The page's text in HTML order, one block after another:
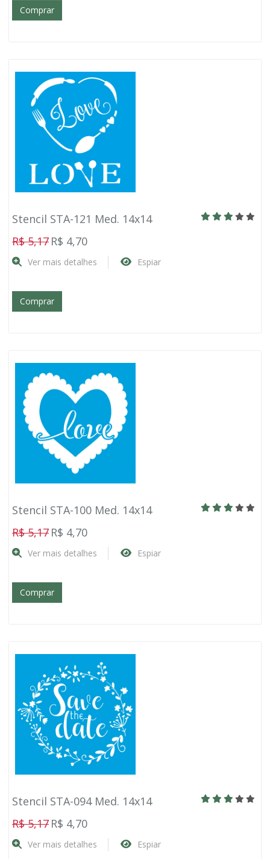
Comprar
Stencil STA-121 Med. 14x14
R$ 5,17 R$ 4,70
Ver mais detalhes Espiar
Comprar
Stencil STA-100 Med. 14x14
R$ 5,17 R$ 4,70
Ver mais detalhes Espiar
Comprar
Stencil STA-094 Med. 14x14
R$ 5,17 R$ 4,70
Ver mais detalhes Espiar